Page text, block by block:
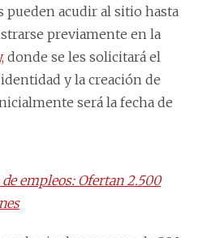
pueden acudir al sitio hasta
previamente en la
, donde se les solicitará el
y la creación de
será la fecha de
empleos: Ofertan 2.500